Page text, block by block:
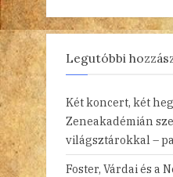
Legutóbbi
Két koncert, két
Zeneakadémián
világsztárokkal –
Foster, Várdai és a